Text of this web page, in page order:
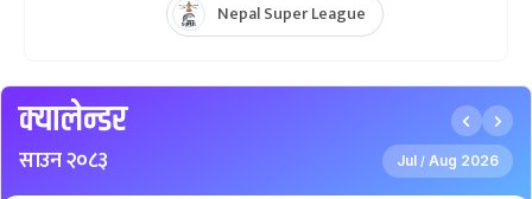
Nepal Super League
क्यालेन्डर
साउन २०८३ Jul / Aug 2026